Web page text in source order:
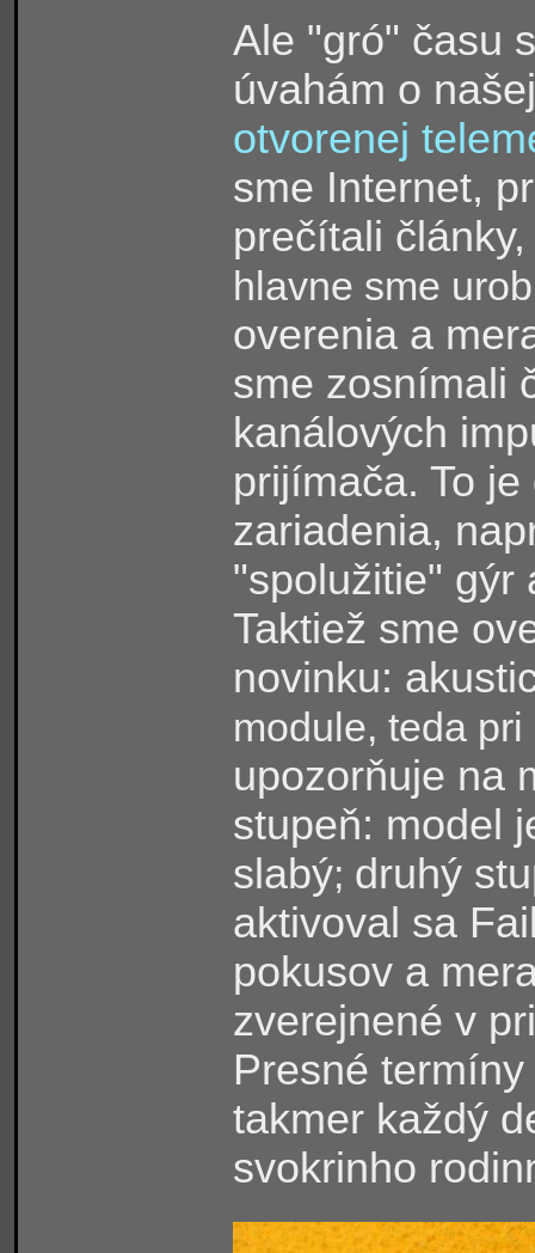
Ale "gró" času
úvahám o
otvorenej
sme Internet,
prečítali
hlavne sme
overenia a
sme zosnímali
kanálových
prijímača. To
zariadenia,
"spolužitie" gýr
Taktiež sme
novinku:
module, teda
upozorňuje na
stupeň: model
slabý; druhý
aktivoval sa
pokusov a
zverejnené v
Presné
takmer každý
svokrinho